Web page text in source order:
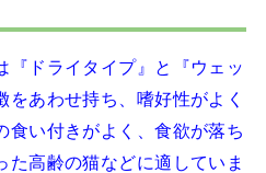
『ドライタイプ』と『ウェッ
をあわせ持ち、嗜好性がよく
食い付きがよく、食欲が落ち
た高齢の猫などに適していま